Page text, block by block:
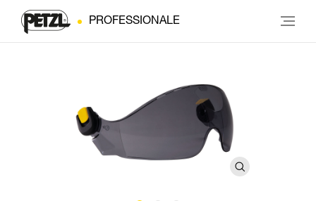
PROFESSIONALE